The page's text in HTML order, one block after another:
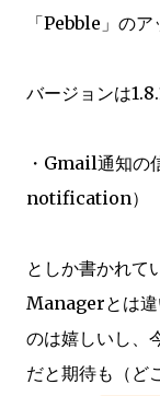
「Pebble」の
バージョンは
・Gmail通知
notification）
としか書かれて
Managerとは違
のは嬉しいし、
だと期待も（ど